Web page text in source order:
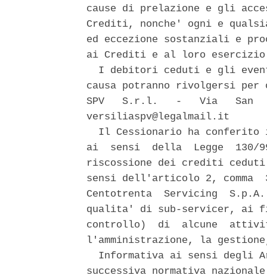
cause di prelazione e gli
Crediti, nonche' ogni e
ed eccezione sostanziali e
ai Crediti e al loro
I debitori ceduti e gli
causa potranno rivolgersi
SPV   S.r.l.   -   Via   San
versiliaspv@legalmail.it
Il Cessionario ha conferito
ai  sensi  della  Legge  130/
riscossione dei crediti
sensi dell'articolo 2,
Centotrenta  Servicing
qualita' di sub-servicer, ai
controllo)  di  alcune
l'amministrazione, la
Informativa ai sensi degli
successiva normativa